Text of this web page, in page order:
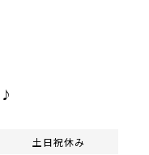
土日祝休み